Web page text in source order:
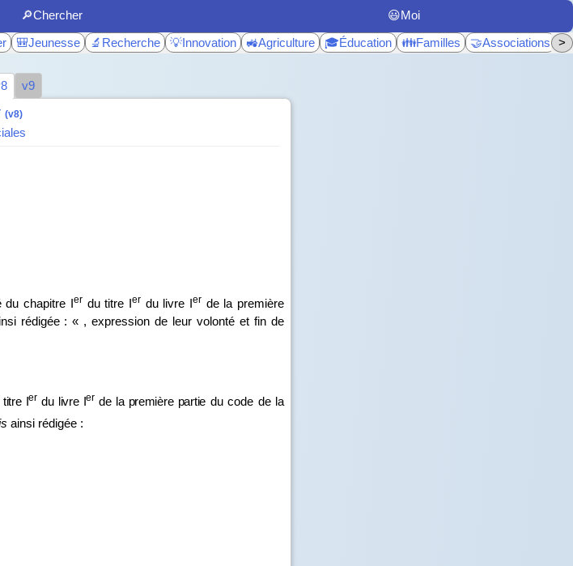
🔎Chercher
😃Moi
🎒Jeunesse 🔬Recherche 💡Innovation 🚜Agriculture 🎓Éducation 👪Familles 🤝Associations >
v9
(v8)
du chapitre Ier du titre Ier du livre Ier de la première
rédigée : « , expression de leur volonté et fin de
Ier du livre Ier de la première partie du code de la
ainsi rédigée :